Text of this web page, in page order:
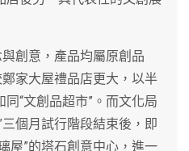
創意，產品均屬原創品
家大屋禮品店更大，以半
“文創品超市”。而文化局
個月試行階段結束後，即
屋”的塔石創意中心，進一